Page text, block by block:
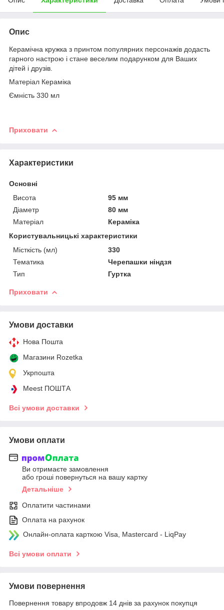
Опис
Керамічна кружка з принтом популярних персонажів додасть
гарного настрою і стане веселим подарунком для Ваших
дітей і друзів.
Матеріал Кераміка
Ємність 330 мл
Приховати
Характеристики
Основні
Висота
95 мм
Діаметр
80 мм
Матеріал
Кераміка
Користувальницькі характеристики
Місткість (мл)
330
Тематика
Черепашки ніндзя
Тип
Гуртка
Приховати
Умови доставки
Нова Пошта
Магазини Rozetka
Укрпошта
Meest ПОШТА
Всі умови доставки
Умови оплати
Ви отримаєте замовлення
або гроші повернуться на вашу картку
Детальніше
Оплатити частинами
Оплата на рахунок
Онлайн-оплата карткою Visa, Mastercard - LiqPay
Всі умови оплати
Умови повернення
Повернення товару впродовж 14 днів за рахунок покупця